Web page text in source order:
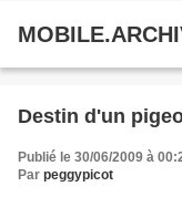
Destin d'un
Publié le 30/06/2009 à
Par peggypicot